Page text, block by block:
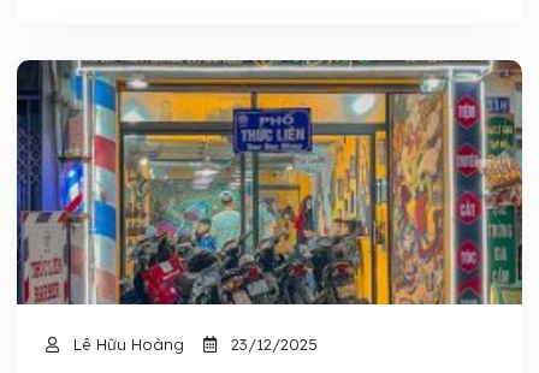
Lê Hữu Hoàng 23/12/2025